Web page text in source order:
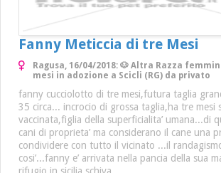
Fanny Meticcia di tre Mesi
Ragusa, 16/04/2018: 🐶 Altra Razza
mesi in adozione a Scicli (RG) da privato
fanny cucciolotto di tre mesi,futura taglia
35 circa... incrocio di grossa taglia,ha tre mesi
vaccinata,figlia della superficialita’ umana...di
cani di proprieta’ ma considerano il cane una
condividere con tutto il vicinato ...il
cosi’...fanny e’ arrivata nella pancia della sua